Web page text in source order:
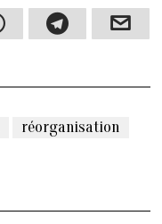
réorganisation